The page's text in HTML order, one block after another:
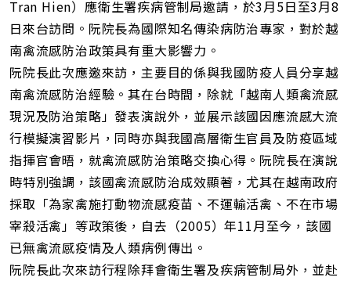
網
址
Tran Hien）應衛生署疾病管制局邀請，於3月5日至3月8
日來台訪問。阮院長為國際知名傳染病防治專家，對於越
南禽流感防治政策具有重大影響力。
阮院長此次應邀來訪，主要目的係與我國防疫人員分享越
南禽流感防治經驗。其在台時間，除就「越南人類禽流感
現況及防治策略」發表演說外，並展示該國因應流感大流
行模擬演習影片，同時亦與我國高層衛生官員及防疫區域
指揮官會晤，就禽流感防治策略交換心得。阮院長在演說
時特別強調，該國禽流感防治成效顯著，尤其在越南政府
採取「為家禽施打動物流感疫苗、不運輸活禽、不在市場
宰殺活禽」等政策後，自去（2005）年11月至今，該國
已無禽流感疫情及人類病例傳出。
阮院長此次來訪行程除拜會衛生署及疾病管制局外，並赴